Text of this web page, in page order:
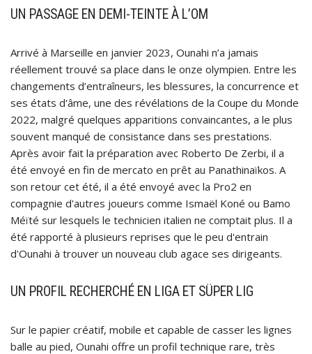
UN PASSAGE EN DEMI-TEINTE À L’OM
Arrivé à Marseille en janvier 2023, Ounahi n’a jamais
réellement trouvé sa place dans le onze olympien. Entre les
changements d’entraîneurs, les blessures, la concurrence et
ses états d'âme, une des révélations de la Coupe du Monde
2022, malgré quelques apparitions convaincantes, a le plus
souvent manqué de consistance dans ses prestations.
Après avoir fait la préparation avec Roberto De Zerbi, il a
été envoyé en fin de mercato en prêt au Panathinaïkos. A
son retour cet été, il a été envoyé avec la Pro2 en
compagnie d'autres joueurs comme Ismaël Koné ou Bamo
Méïté sur lesquels le technicien italien ne comptait plus. Il a
été rapporté à plusieurs reprises que le peu d'entrain
d'Ounahi à trouver un nouveau club agace ses dirigeants.
UN PROFIL RECHERCHÉ EN LIGA ET SÜPER LIG
Sur le papier créatif, mobile et capable de casser les lignes
balle au pied, Ounahi offre un profil technique rare, très